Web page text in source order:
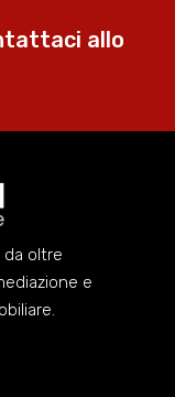
allo
da oltre
e